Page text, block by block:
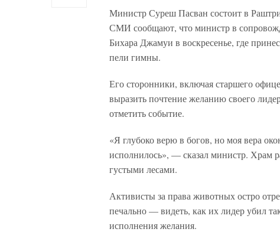
Министр Суреш Пасван состоит в
СМИ сообщают, что министр в
Бихара Джамуи в воскресенье, где
пели гимны.
Его сторонники, включая старшего
выразить почтение желанию своего
отметить событие.
«Я глубоко верю в богов, но моя вера
исполнилось», — сказал министр. Храм
густыми лесами.
Активисты за права животных остро
печально — видеть, как их лидер убил
исполнения желания.